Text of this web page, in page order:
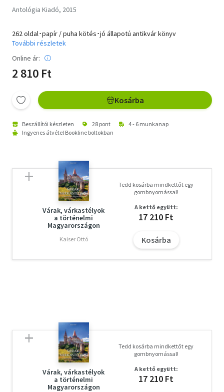
Antológia Kiadó, 2015
262 oldal･papír / puha kötés･jó állapotú antikvár könyv
További részletek
Online ár:
2 810 Ft
Kosárba
Beszállítói készleten 28 pont
4 - 6 munkanap
Ingyenes átvétel Bookline boltokban
Várak, várkastélyok
a történelmi
Magyarországon
Kaiser Ottó
Tedd kosárba mindkettőt egy
gombnyomással!
A kettő együtt:
17 210 Ft
Kosárba
Várak, várkastélyok
a történelmi
Magyarországon
Tedd kosárba mindkettőt egy
gombnyomással!
A kettő együtt:
17 210 Ft